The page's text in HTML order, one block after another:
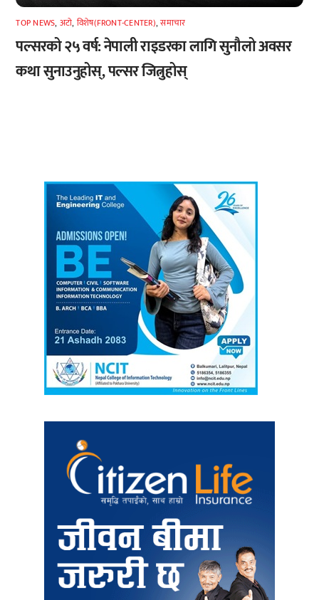
TOP NEWS, अटाे, विशेष(FRONT-CENTER),समाचार
पल्सरको २५ वर्ष: नेपाली राइडरका लागि सुनौलो अवसर
कथा सुनाउनुहोस्, पल्सर जित्नुहोस्